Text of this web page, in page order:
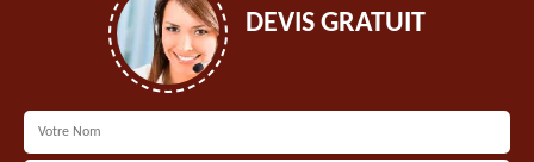
DEVIS GRATUIT